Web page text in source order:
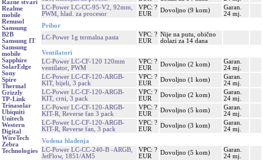
Razne stvari
Realme
mobile
Renusol
Samsung
B2B
Samsung IT
Samsung
mobile
Sapphire
SolarEdge
Sony
Spire
Thermal
Grizzly
TP-Link
Trinasolar
Ubiquiti
Unitech
Western
Digital
WireTech
Zebra
Technologies
LC-Power LC-CC-95-V2, 92mm,
PWM, hlad. za procesor
VPC: ?
EUR
Dovoljno (9 kom)
Garan.
24 mj.
Pribor
LC-Power 1g termalna pasta
VPC: ?
EUR
Nije na putu, obično
dolazi za 14 dana
Ventilatori
LC-Power LC-CF-120 120mm
ventilator, PWM
VPC: ?
EUR
Dovoljno (2 kom)
Garan.
24 mj.
LC-Power LC-CF-120-ARGB-
KIT, bijeli, 3 pack
VPC: ?
EUR
Dovoljno (1 kom)
Garan.
24 mj.
LC-Power LC-CF-120-ARGB-
KIT, crni, 3 pack
VPC: ?
EUR
Dovoljno (2 kom)
Garan.
24 mj.
LC-Power LC-CF-120-ARGB-
KIT-R, Reverse fan 3 pack
VPC: ?
EUR
Dovoljno (5 kom)
Garan.
24 mj.
LC-Power LC-CF-120-ARGB-
KIT-R, Reverse fan, 3 pack
VPC: ?
EUR
Dovoljno (3 kom)
Garan.
24 mj.
Vodena hlađenja
LC-Power LC-CC-240-B -ARGB,
JetFlow, 1851/AM5
VPC: ?
EUR
Dovoljno (5 kom)
Garan.
24 mj.